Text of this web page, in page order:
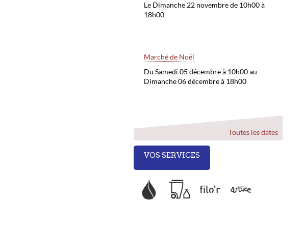
Le Dimanche 22 novembre de 10h00 à
18h00
Marché de Noël
Du Samedi 05 décembre à 10h00 au
Dimanche 06 décembre à 18h00
Toutes les dates
VOS SERVICES